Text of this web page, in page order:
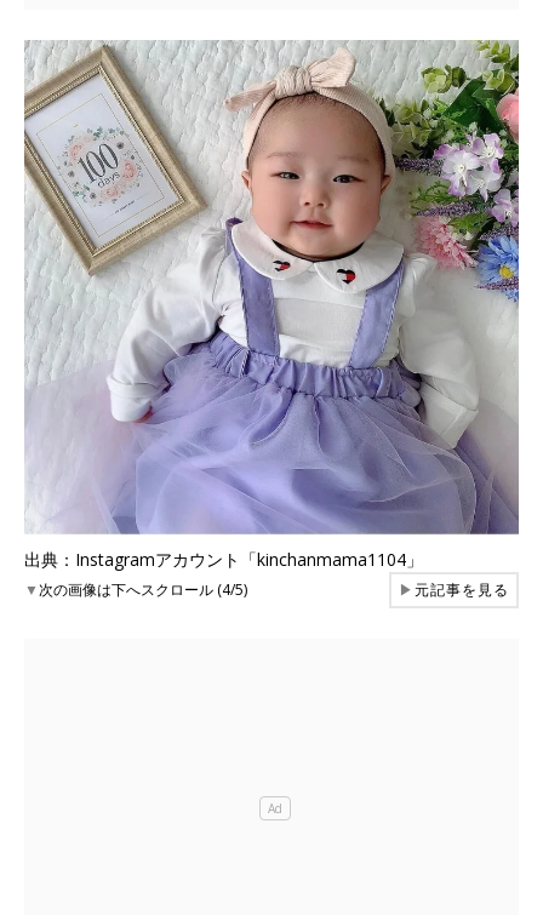
出典：Instagramアカウント「kinchanmama1104」
▼次の画像は下へスクロール (4/5) ▶元記事を見る